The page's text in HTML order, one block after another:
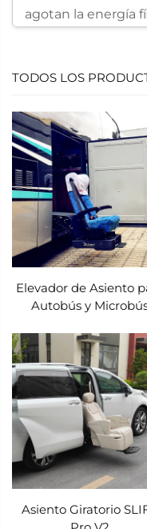
agotan la energía
solución
Xindertech, una
movilidad que
vehículo en una
empoderadora. Al
precisión, control
inquebrantable,
lo que significa
limitaciones de
En el corazón del
se encuentra su
rotación y
de la ingeniería
necesidad de
diferencia de los
TODOS LOS
Elevador de Asiento
Autobús y
Asiento Giratorio